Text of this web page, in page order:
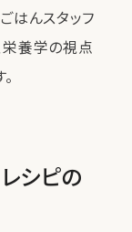
はんスタッフ
栄養学の視点
シピの